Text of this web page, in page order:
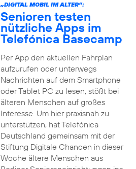
„DIGITAL MOBIL IM ALTER“:
Senioren testen
nützliche Apps im
Telefónica Basecamp
Per App den aktuellen Fahrplan
aufzurufen oder unterwegs
Nachrichten auf dem Smartphone
oder Tablet PC zu lesen, stößt bei
älteren Menschen auf großes
Interesse. Um hier praxisnah zu
unterstützen, hat Telefónica
Deutschland gemeinsam mit der
Stiftung Digitale Chancen in dieser
Woche ältere Menschen aus